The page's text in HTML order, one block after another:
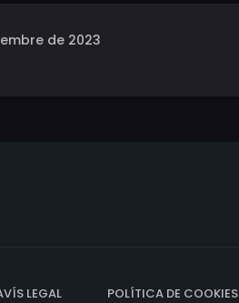
de 2023
LEGAL POLÍTICA DE COOKIES